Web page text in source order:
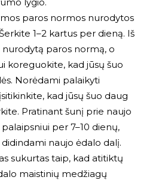
paros normos nurodytos
1–2 kartus per dieną. Iš
paros normą, o
koreguokite, kad jūsų šuo
Norėdami palaikyti
kad jūsų šuo daug
Pratinant šunį prie naujo
per 7–10 dienų,
naujo ėdalo dalį.
sukurtas taip, kad atitiktų
maistinių medžiagų